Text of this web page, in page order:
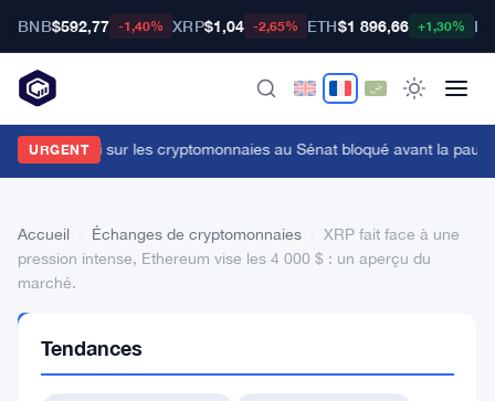
BNB$592,77 -1,40% XRP$1,04 -2,65% ETH$1 896,66 +1,30%
URGENT
projet de loi sur les cryptomonnaies au Sénat bloqué avant la
Accueil Échanges de cryptomonnaies
XRP fait face à une
pression intense, Ethereum vise les 4 000 $ : un aperçu du
marché.
CRYPTOMONNAIES
Tendances